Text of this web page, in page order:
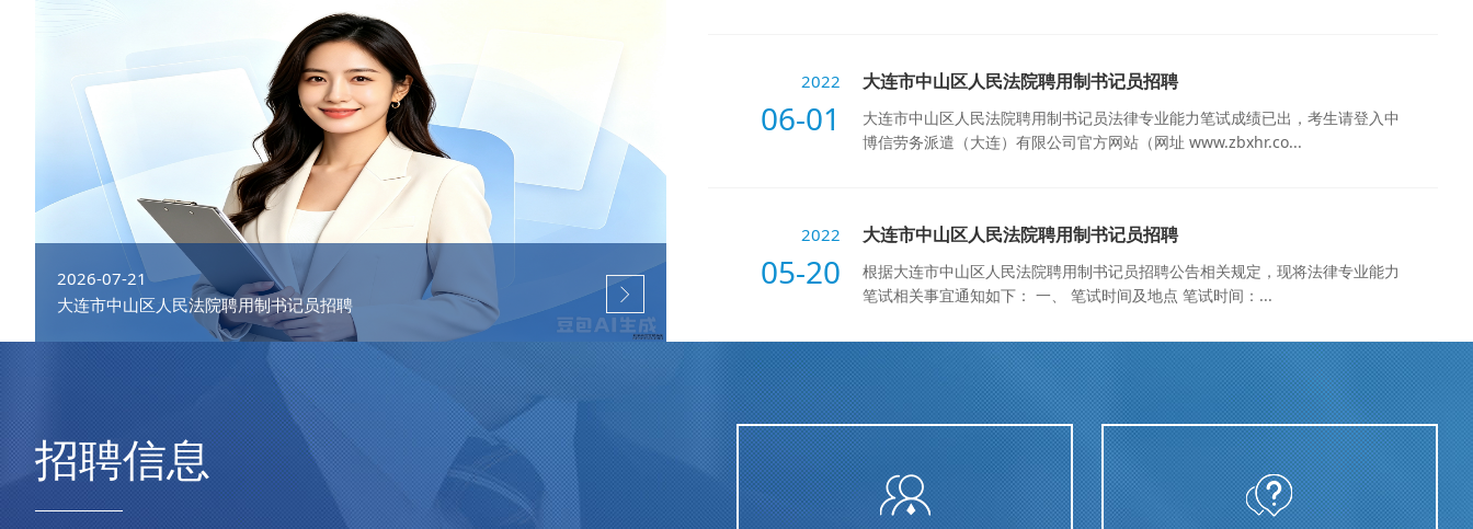
2026-07-21
大连市中山区人民法院聘用制书记员招聘
2022
06-01
大连市中山区人民法院聘用制书记员招聘
大连市中山区人民法院聘用制书记员法律专业能力笔试成绩已出，考生请登入中
博信劳务派遣（大连）有限公司官方网站（网址 www.zbxhr.co...
2022
05-20
大连市中山区人民法院聘用制书记员招聘
根据大连市中山区人民法院聘用制书记员招聘公告相关规定，现将法律专业能力
笔试相关事宜通知如下： 一、 笔试时间及地点 笔试时间：...
招聘信息